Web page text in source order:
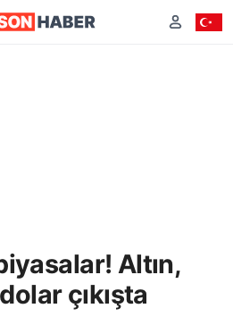
Altın,
çıkışta